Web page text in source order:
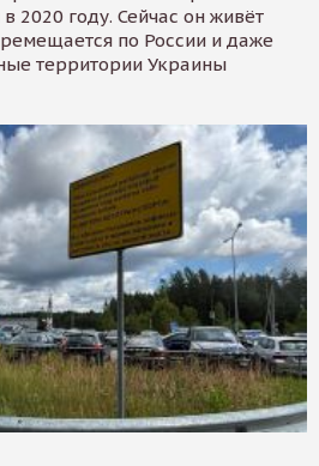
2020 году. Сейчас он живёт
по России и даже
территории Украины